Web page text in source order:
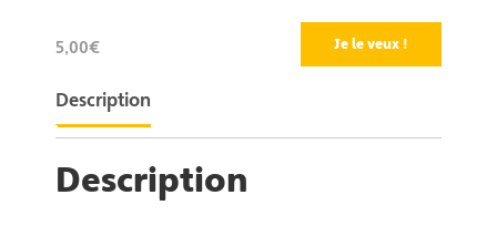
5,00€ Je le veux !
Description
Description